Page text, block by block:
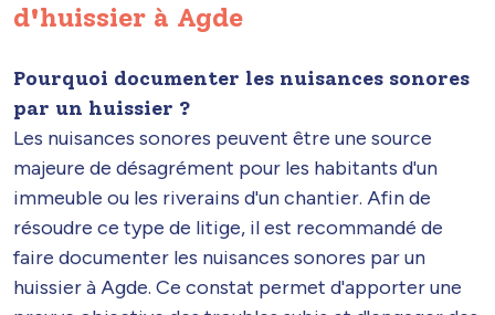
d'huissier à Agde
Pourquoi documenter les nuisances sonores
par un huissier ?
Les nuisances sonores peuvent être une source
majeure de désagrément pour les habitants d'un
immeuble ou les riverains d'un chantier. Afin de
résoudre ce type de litige, il est recommandé de
faire documenter les nuisances sonores par un
huissier à Agde. Ce constat permet d'apporter une